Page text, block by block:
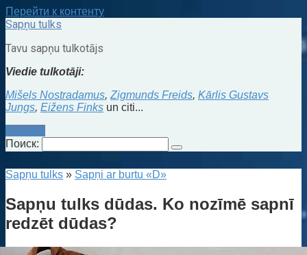
Перейти к контенту
Sapņu tulks
Tavu sapņu tulkotājs
Viedie tulkotāji:
Mišels Nostradamus, Zigmunds Freids, Kārlis Gustavs
Jungs, Eižens Finks un citi...
Kontakti
Поиск:
Sapņu tulks » Sapņi ar burtu «D»
Sapņu tulks dūdas. Ko nozīmē sapnī
redzēt dūdas?